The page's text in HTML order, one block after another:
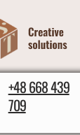
+48 668 439
709